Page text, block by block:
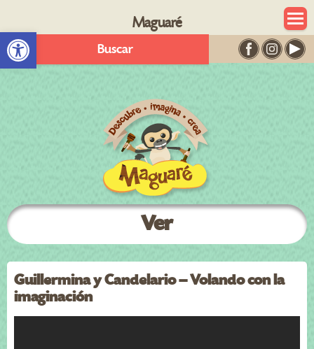
Abrir barra de herramientas
Maguaré
Buscar
Ver
Guillermina y Candelario – Volando con la
imaginación